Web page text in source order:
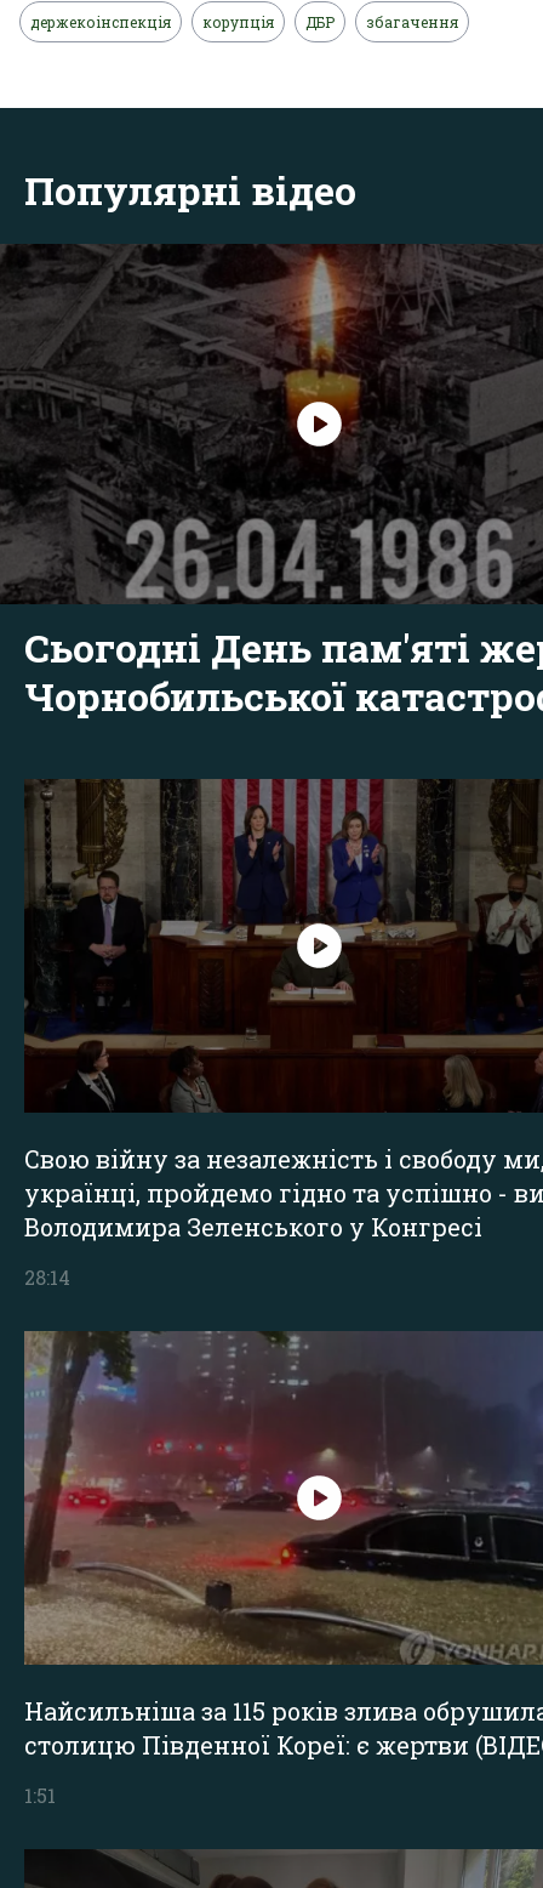
держекоінспекція корупція ДБР збагачення
Популярні відео
Сьогодні День пам'яті
Чорнобильської
Свою війну за незалежність і свободу
українці, пройдемо гідно та успішно -
Володимира Зеленського у Конгресі
28:14
Найсильніша за 115 років злива
столицю Південної Кореї: є жертви
1:51